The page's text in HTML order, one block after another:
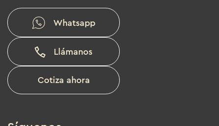
Whatsapp
Llámanos
Cotiza ahora